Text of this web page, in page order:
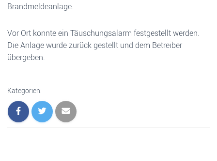
Brandmeldeanlage.
Vor Ort konnte ein Täuschungsalarm festgestellt werden.
Die Anlage wurde zurück gestellt und dem Betreiber
übergeben.
Kategorien: